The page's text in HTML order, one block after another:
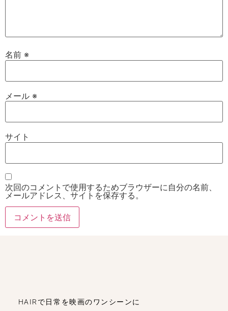
名前 ※
メール ※
サイト
次回のコメントで使用するためブラウザーに自分の名前、
メールアドレス、サイトを保存する。
HAIRで日常を映画のワンシーンに